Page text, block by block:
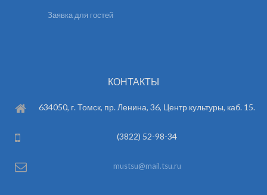
Заявка для гостей
КОНТАКТЫ
634050, г. Томск, пр. Ленина, 36, Центр культуры, каб. 15.
(3822) 52-98-34
mustsu@mail.tsu.ru